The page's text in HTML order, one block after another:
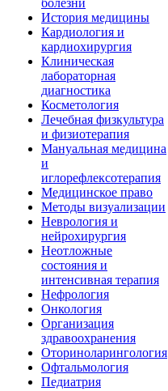
болезни
История медицины
Кардиология и
кардиохирургия
Клиническая
лабораторная
диагностика
Косметология
Лечебная физкультура
и физиотерапия
Мануальная медицина
и
иглорефлексотерапия
Медицинское право
Методы визуализации
Неврология и
нейрохирургия
Неотложные
состояния и
интенсивная терапия
Нефрология
Онкология
Организация
здравоохранения
Оториноларингология
Офтальмология
Педиатрия